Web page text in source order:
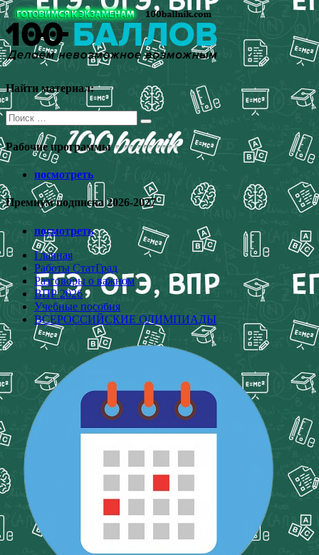
Перейти
к
содержимому
Найти материал:
Поиск
для:
Рабочие программы
посмотреть
Премиум подписка 2026-2027
посмотреть
Главная
Работы СтатГрад
Разговоры о важном
ВПР 2026
Учебные пособия
ВСЕРОССИЙСКИЕ ОЛИМПИАДЫ